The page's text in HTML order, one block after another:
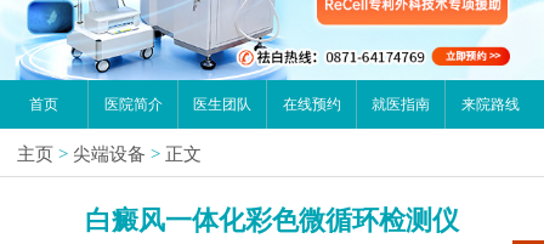
首页 医院简介 医生团队 在线预约 就医指南 来院路线
主页 > 尖端设备 > 正文
白癜风一体化彩色微循环检测仪